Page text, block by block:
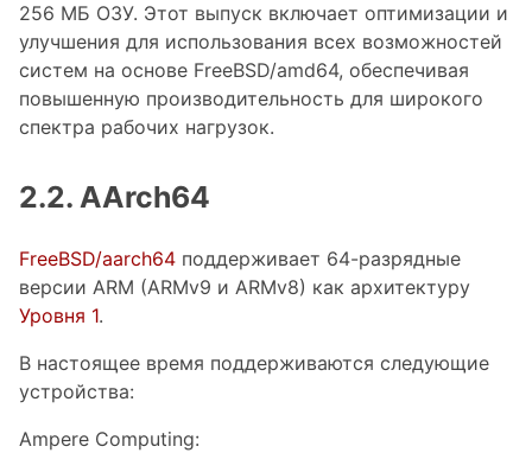
256 МБ ОЗУ. Этот выпуск включает оптимизации и
улучшения для использования всех возможностей
систем на основе FreeBSD/amd64, обеспечивая
повышенную производительность для широкого
спектра рабочих нагрузок.
2.2. AArch64
FreeBSD/aarch64 поддерживает 64-разрядные
версии ARM (ARMv9 и ARMv8) как архитектуру
Уровня 1.
В настоящее время поддерживаются следующие
устройства:
Ampere Computing: